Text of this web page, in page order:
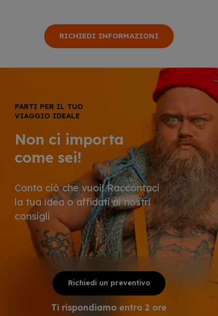
RICHIEDI INFORMAZIONI
PARTI PER IL TUO
VIAGGIO IDEALE
Non ci importa
come sei!
Conta ciò che vuoi! Raccontaci
la tua idea o affidati ai nostri
consigli
Richiedi un preventivo
Ti rispondiamo entro 2 ore